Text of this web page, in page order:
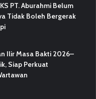
PT. Aburahmi Belum
Tidak Boleh Bergerak
Ilir Masa Bakti 2026–
Siap Perkuat